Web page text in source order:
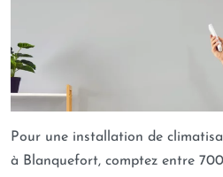
Pour une installation de
à Blanquefort, comptez entre